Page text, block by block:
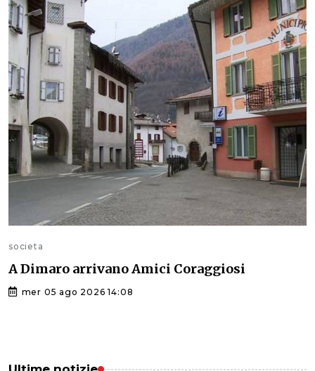
societa
A Dimaro arrivano Amici Coraggiosi
mer 05 ago 2026 14:08